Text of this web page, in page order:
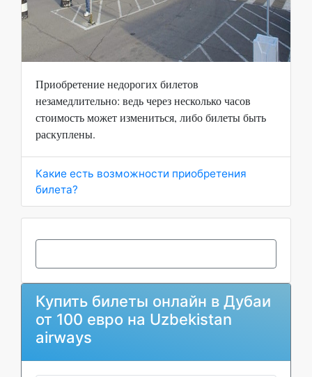
Приобретение недорогих билетов
незамедлительно: ведь через несколько часов
стоимость может измениться, либо билеты быть
раскуплены.
Какие есть возможности приобретения
билета?
Купить билеты онлайн в Дубаи
от 100 евро на Uzbekistan
airways